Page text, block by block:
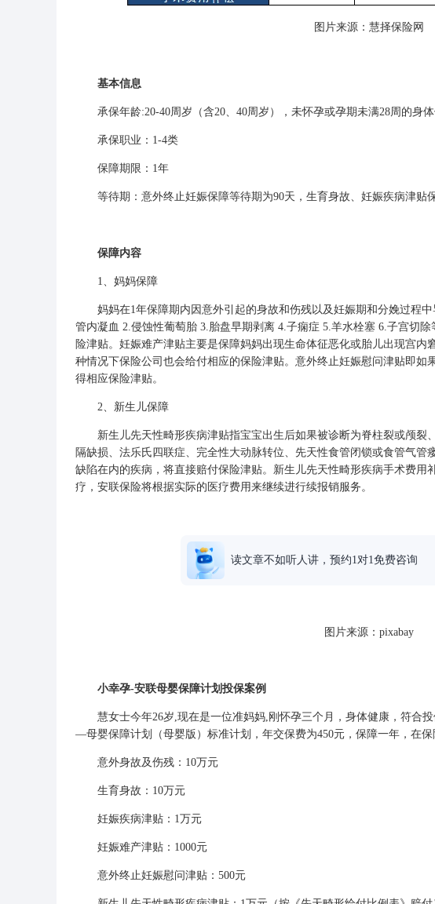
图片来源：慧择保险网
基本信息
承保年龄:20-40周岁（含20、40周岁），未怀孕或孕期未满28周的身体
承保职业：1-4类
保障期限：1年
等待期：意外终止妊娠保障等待期为90天，生育身故、妊娠疾病津贴保
保障内容
1、妈妈保障
妈妈在1年保障期内因意外引起的身故和伤残以及妊娠期和分娩过程中
管内凝血 2.侵蚀性葡萄胎 3.胎盘早期剥离 4.子痫症 5.羊水栓塞 6.子宫切
险津贴。妊娠难产津贴主要是保障妈妈出现生命体征恶化或胎儿出现宫
种情况下保险公司也会给付相应的保险津贴。意外终止妊娠慰问津贴即如
得相应保险津贴。
2、新生儿保障
新生儿先天性畸形疾病津贴指宝宝出生后如果被诊断为脊柱裂或颅裂
隔缺损、法乐氏四联症、完全性大动脉转位、先天性食管闭锁或食管气管
缺陷在内的疾病，将直接赔付保险津贴。新生儿先天性畸形疾病手术费用
疗，安联保险将根据实际的医疗费用来继续进行续报销服务。
读文章不如听人讲，预约1对1免费咨询
图片来源：pixabay
小幸孕-安联母婴保障计划投保案例
慧女士今年26岁,现在是一位准妈妈,刚怀孕三个月，身体健康，符合投
—母婴保障计划（母婴版）标准计划，年交保费为450元，保障一年，在
意外身故及伤残：10万元
生育身故：10万元
妊娠疾病津贴：1万元
妊娠难产津贴：1000元
意外终止妊娠慰问津贴：500元